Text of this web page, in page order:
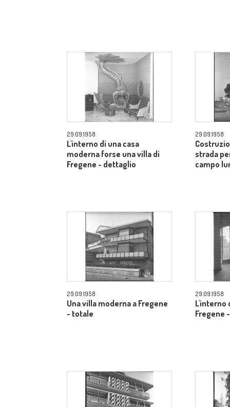
29.09.1958
L'interno di una casa
moderna forse una villa di
Fregene - dettaglio
29.09.1958
strada
campo
29.09.1958
Una villa moderna a Fregene
- totale
29.09.1958
L'interno
Fregene